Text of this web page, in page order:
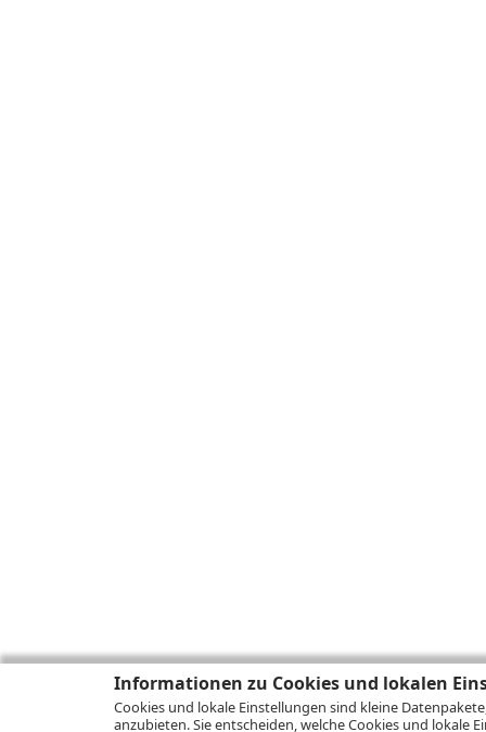
Informationen zu Cookies und lokalen
Cookies und lokale Einstellungen sind kleine
anzubieten. Sie entscheiden, welche Cookies und lokale